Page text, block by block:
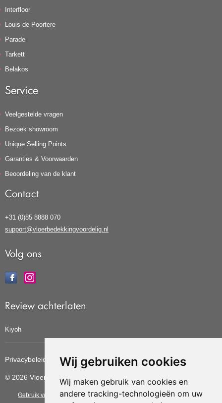
Wij gebruiken cookies
Wij maken gebruik van cookies en
andere tracking-technologieën om uw
Interfloor
Louis de Poortere
Parade
Tarkett
Belakos
Service
Veelgestelde vragen
Bezoek showroom
Unique Selling Points
Garanties & Voorwaarden
Beoordeling van de klant
Contact
+31 (0)85 8888 070
support@vloerbedekkingvoordelig.nl
Volg ons
Review achterlaten
Kiyoh
Privacybeleid Cookiebeleid Update cookies voorkeuren
© 2026 Vloerbedekkingvoordelig
Gebruik van deze site betekent dat u dealgemene voorwaarden van CBW